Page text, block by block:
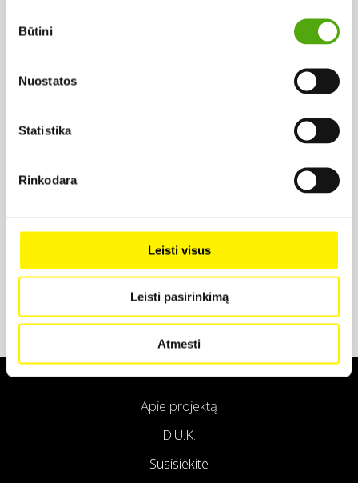
pasirinkimas
Būtini
Nuostatos
Statistika
Rinkodara
Leisti visus
Leisti pasirinkimą
Atmesti
Apie projektą
D.U.K.
Susisiekite